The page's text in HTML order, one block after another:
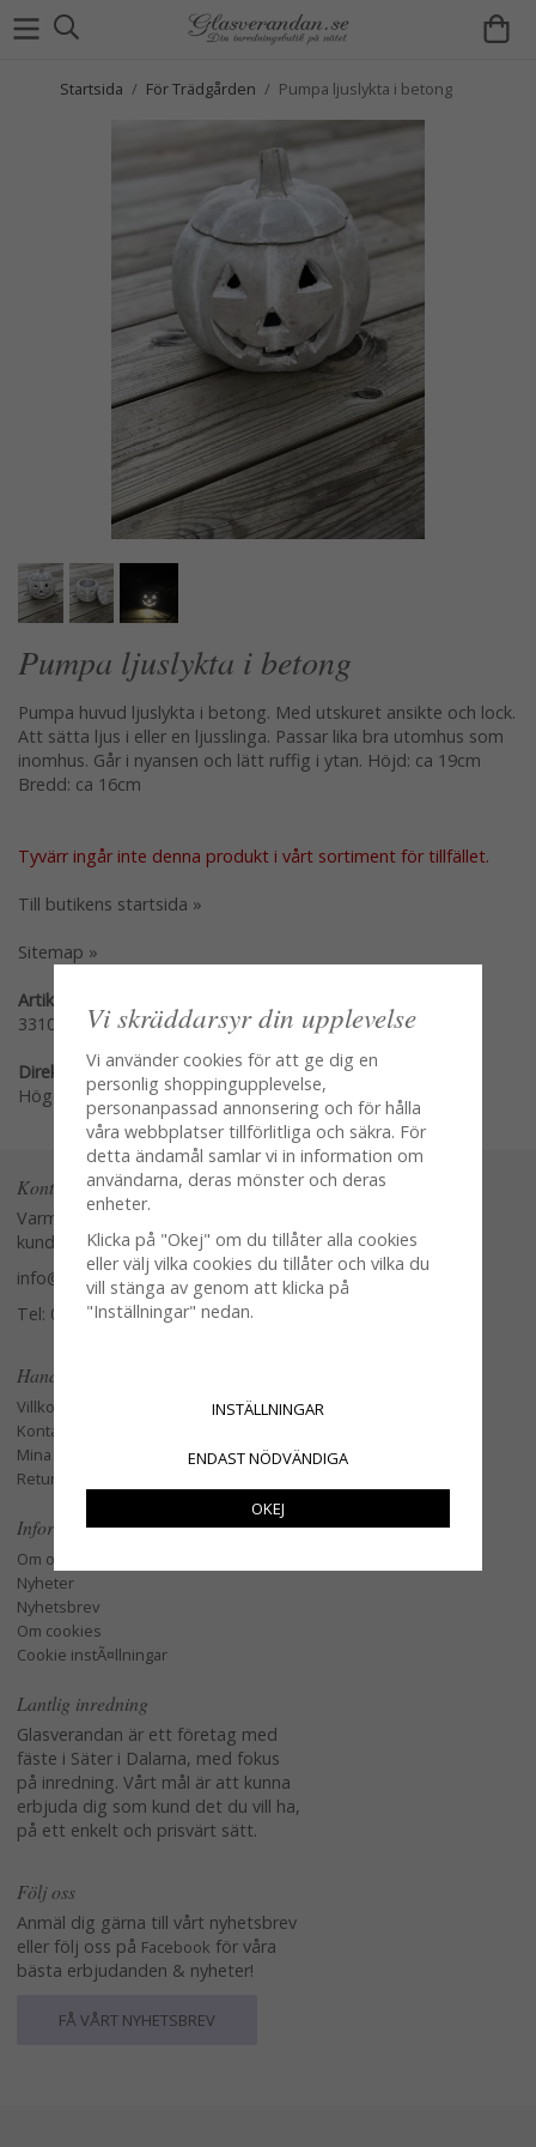
Startsida / För Trädgården / Pumpa ljuslykta i betong
Pumpa ljuslykta i betong
Pumpa huvud ljuslykta i betong. Med utskuret ansikte och lock.
Att sätta ljus i eller en ljusslinga. Passar lika bra utomhus som
inomhus. Går i nyansen och lätt ruffig i ytan. Höjd: ca 19cm
Bredd: ca 16cm
Tyvärr ingår inte denna produkt i vårt sortiment för tillfället.
Till butikens startsida »
Sitemap »
Artikelnummer:
3310-1
Direktlänk:
Högerklicka och kopiera adressen
Kontakta oss
Varmt välkommen att kontakta vår
kundtjänst.
info@glasverandan.se
Tel: 079-3495968
Handla
Villkor
Kontakta oss
Mina favoriter
Retur och Reklamation
Information
Om oss
Nyheter
Nyhetsbrev
Om cookies
Cookie instÃ¤llningar
Lantlig inredning
Glasverandan är ett företag med
fäste i Säter i Dalarna, med fokus
på inredning. Vårt mål är att kunna
erbjuda dig som kund det du vill ha,
på ett enkelt och prisvärt sätt.
Följ oss
Anmäl dig gärna till vårt nyhetsbrev
eller följ oss på Facebook för våra
bästa erbjudanden & nyheter!
FÅ VÅRT NYHETSBREV
Vi skräddarsyr din upplevelse
Vi använder cookies för att ge dig en
personlig shoppingupplevelse,
personanpassad annonsering och för hålla
våra webbplatser tillförlitliga och säkra. För
detta ändamål samlar vi in information om
användarna, deras mönster och deras
enheter.
Klicka på "Okej" om du tillåter alla cookies
eller välj vilka cookies du tillåter och vilka du
vill stänga av genom att klicka på
"Inställningar" nedan.
INSTÄLLNINGAR
ENDAST NÖDVÄNDIGA
OKEJ